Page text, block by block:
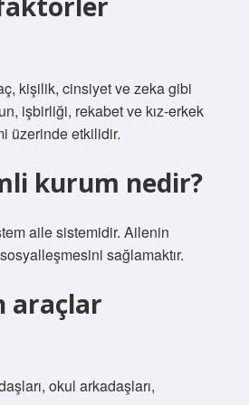
kişilik, cinsiyet ve zeka gibi
işbirliği, rekabet ve kız-erkek
üzerinde etkilidir.
kurum nedir?
aile sistemidir. Ailenin
sağlamaktır.
araçlar
okul arkadaşları,